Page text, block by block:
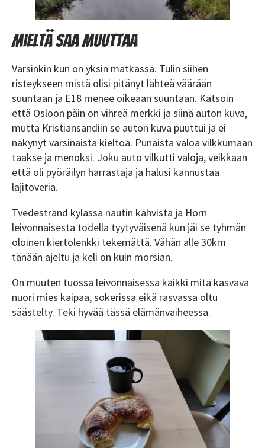
Mieltä saa muuttaa
Varsinkin kun on yksin matkassa. Tulin siihen
risteykseen mistä olisi pitänyt lähteä väärään
suuntaan ja E18 menee oikeaan suuntaan. Katsoin
että Osloon päin on vihreä merkki ja siinä auton kuva,
mutta Kristiansandiin se auton kuva puuttui ja ei
näkynyt varsinaista kieltoa. Punaista valoa vilkkumaan
taakse ja menoksi. Joku auto vilkutti valoja, veikkaan
että oli pyöräilyn harrastaja ja halusi kannustaa
lajitoveria.
Tvedestrand kylässä nautin kahvista ja Horn
leivonnaisesta todella tyytyväisenä kun jäi se tyhmän
oloinen kiertolenkki tekemättä. Vähän alle 30km
tänään ajeltu ja keli on kuin morsian.
On muuten tuossa leivonnaisessa kaikki mitä kasvava
nuori mies kaipaa, sokerissa eikä rasvassa oltu
säästelty. Teki hyvää tässä elämänvaiheessa.